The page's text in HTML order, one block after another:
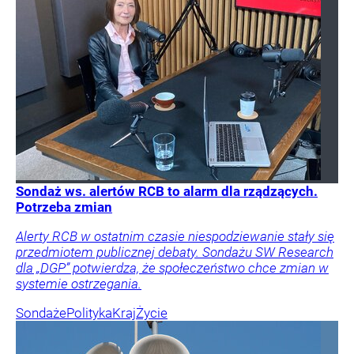
Sondaż ws. alertów RCB to alarm dla rządzących.
Potrzeba zmian
Alerty RCB w ostatnim czasie niespodziewanie stały się
przedmiotem publicznej debaty. Sondażu SW Research
dla „DGP” potwierdza, że społeczeństwo chce zmian w
systemie ostrzegania.
SondażePolitykaKrajŻycie